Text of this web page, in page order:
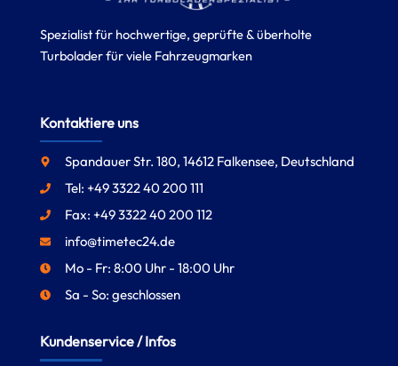
Spezialist für hochwertige, geprüfte & überholte
Turbolader für viele Fahrzeugmarken
Kontaktiere uns
Spandauer Str. 180, 14612 Falkensee, Deutschland
Tel: +49 3322 40 200 111
Fax: +49 3322 40 200 112
info@timetec24.de
Mo - Fr: 8:00 Uhr - 18:00 Uhr
Sa - So: geschlossen
Kundenservice / Infos